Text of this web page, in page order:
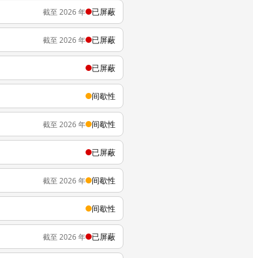
截至 2026 年 已屏蔽
截至 2026 年 已屏蔽
已屏蔽
间歇性
截至 2026 年 间歇性
已屏蔽
截至 2026 年 间歇性
间歇性
截至 2026 年 已屏蔽